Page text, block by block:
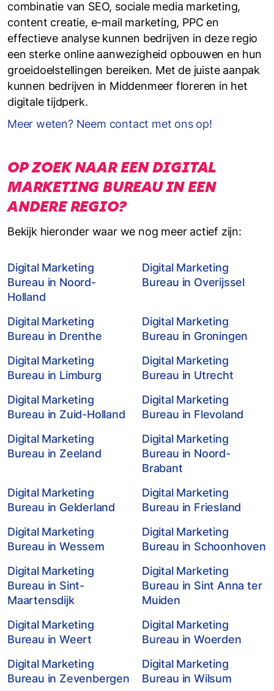
combinatie van SEO, sociale media marketing,
content creatie, e-mail marketing, PPC en
effectieve analyse kunnen bedrijven in deze regio
een sterke online aanwezigheid opbouwen en hun
groeidoelstellingen bereiken. Met de juiste aanpak
kunnen bedrijven in Middenmeer floreren in het
digitale tijdperk.
Meer weten? Neem contact met ons op!
OP ZOEK NAAR EEN DIGITAL
MARKETING BUREAU IN EEN
ANDERE REGIO?
Bekijk hieronder waar we nog meer actief zijn:
Digital Marketing
Bureau in Noord-
Holland
Digital Marketing
Bureau in Overijssel
Digital Marketing
Bureau in Drenthe
Digital Marketing
Bureau in Groningen
Digital Marketing
Bureau in Limburg
Digital Marketing
Bureau in Utrecht
Digital Marketing
Bureau in Zuid-Holland
Digital Marketing
Bureau in Flevoland
Digital Marketing
Bureau in Zeeland
Digital Marketing
Bureau in Noord-
Brabant
Digital Marketing
Bureau in Gelderland
Digital Marketing
Bureau in Friesland
Digital Marketing
Bureau in Wessem
Digital Marketing
Bureau in Schoonhoven
Digital Marketing
Bureau in Sint-
Maartensdijk
Digital Marketing
Bureau in Sint Anna ter
Muiden
Digital Marketing
Bureau in Weert
Digital Marketing
Bureau in Woerden
Digital Marketing
Bureau in Zevenbergen
Digital Marketing
Bureau in Wilsum